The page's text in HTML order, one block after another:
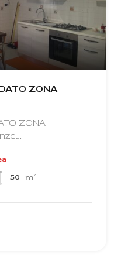
ZONA
ZONA
50
m²